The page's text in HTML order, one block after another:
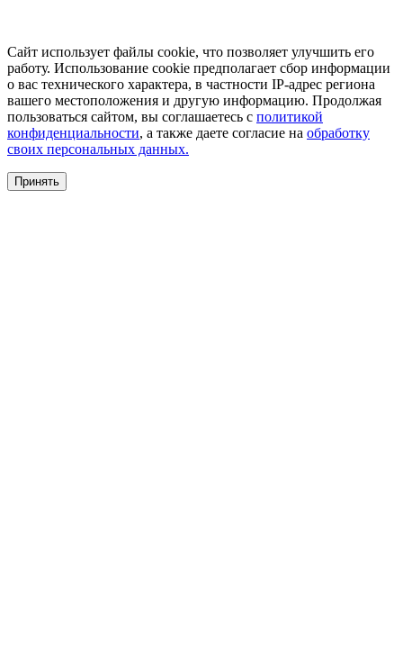
Сайт использует файлы cookie, что позволяет улучшить его
работу. Использование cookie предполагает сбор информации
о вас технического характера, в частности IP-адрес региона
вашего местоположения и другую информацию. Продолжая
пользоваться сайтом, вы соглашаетесь с политикой
конфиденциальности, а также даете согласие на обработку
своих персональных данных.
Принять